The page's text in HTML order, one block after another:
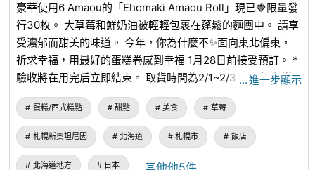
站」下車，步行約3分鐘】 ・大山阿夫利神社 神社供奉著大
山祇大神、大雷神、高龗神三位神祇，創建於2200多年前。
本社（本殿）位於大山山頂，山腰處則有下社。 從榮獲「米
其林綠色指南日本」二星評價的大山纜車・阿夫利神社站一下
車，就能飽覽的美景，絕對不容錯過！ 【交通方式：大山纜
車「阿夫利神社站」下車】 ■日向藥師 正式名稱為「日向山
寶城坊」，以鉈雕藥師如來像為主佛，是日本三大藥師之一。
江戶時代末期以前，這裡被稱為「日向山靈山寺」，是僧侶們
在靈地苦修的日向修驗的據點。 每年9月中旬，日向藥師周邊
豪華使用6 Amaou的「Ehomaki Amaou Roll」現已🍓限量發
行30枚。 大草莓和鮮奶油被輕輕包裹在蓬鬆的麵團中。 請享
受濃郁而甜美的味道。 今年，你為什麼不✨面向東北偏東，
祈求幸福，用最好的蛋糕卷感到幸福 1月28日前接受預訂。 *
驗收將在用完后立即結束。 取貨時間為2/1~2/3。 預訂和詳
細資訊 📞 在011-222-1522！
…進一步顯示
蛋糕/西式糕點 甜點 美食 草莓
札幌新奧坦尼因 北海道 札幌市 飯店
北海道地方 日本 …其他他5件